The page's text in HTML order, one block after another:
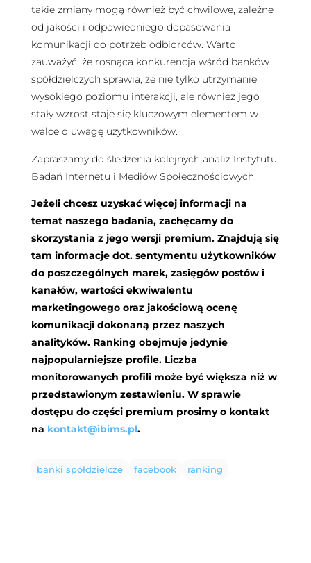
takie zmiany mogą również być chwilowe, zależne
od jakości i odpowiedniego dopasowania
komunikacji do potrzeb odbiorców. Warto
zauważyć, że rosnąca konkurencja wśród banków
spółdzielczych sprawia, że nie tylko utrzymanie
wysokiego poziomu interakcji, ale również jego
stały wzrost staje się kluczowym elementem w
walce o uwagę użytkowników.
Zapraszamy do śledzenia kolejnych analiz Instytutu
Badań Internetu i Mediów Społecznościowych.
Jeżeli chcesz uzyskać więcej informacji na
temat naszego badania, zachęcamy do
skorzystania z jego wersji premium. Znajdują się
tam informacje dot. sentymentu użytkowników
do poszczególnych marek, zasięgów postów i
kanałów, wartości ekwiwalentu
marketingowego oraz jakościową ocenę
komunikacji dokonaną przez naszych
analityków. Ranking obejmuje jedynie
najpopularniejsze profile. Liczba
monitorowanych profili może być większa niż w
przedstawionym zestawieniu. W sprawie
dostępu do części premium prosimy o kontakt
na kontakt@ibims.pl.
banki spółdzielcze facebook ranking